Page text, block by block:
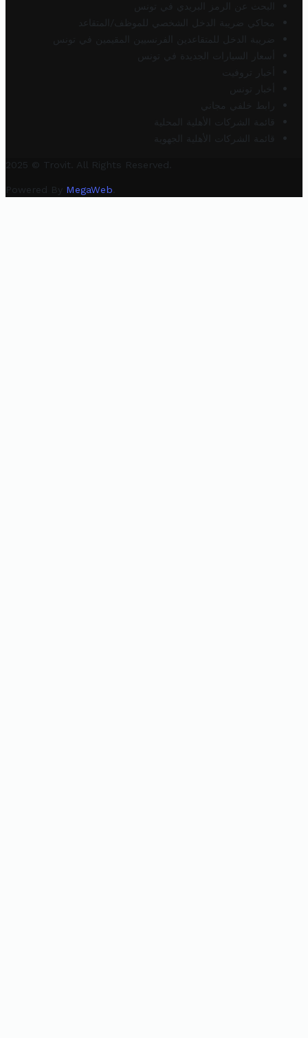
البحث عن الرمز البريدي في تونس
محاكي ضريبة الدخل الشخصي للموظف/المتقاعد
ضريبة الدخل للمتقاعدين الفرنسيين المقيمين في تونس
أسعار السيارات الجديدة في تونس
أخبار تروفيت
أخبار تونس
رابط خلفي مجاني
قائمة الشركات الأهلية المحلية
قائمة الشركات الأهلية الجهوية
2025 © Trovit. All Rights Reserved.
Powered By MegaWeb